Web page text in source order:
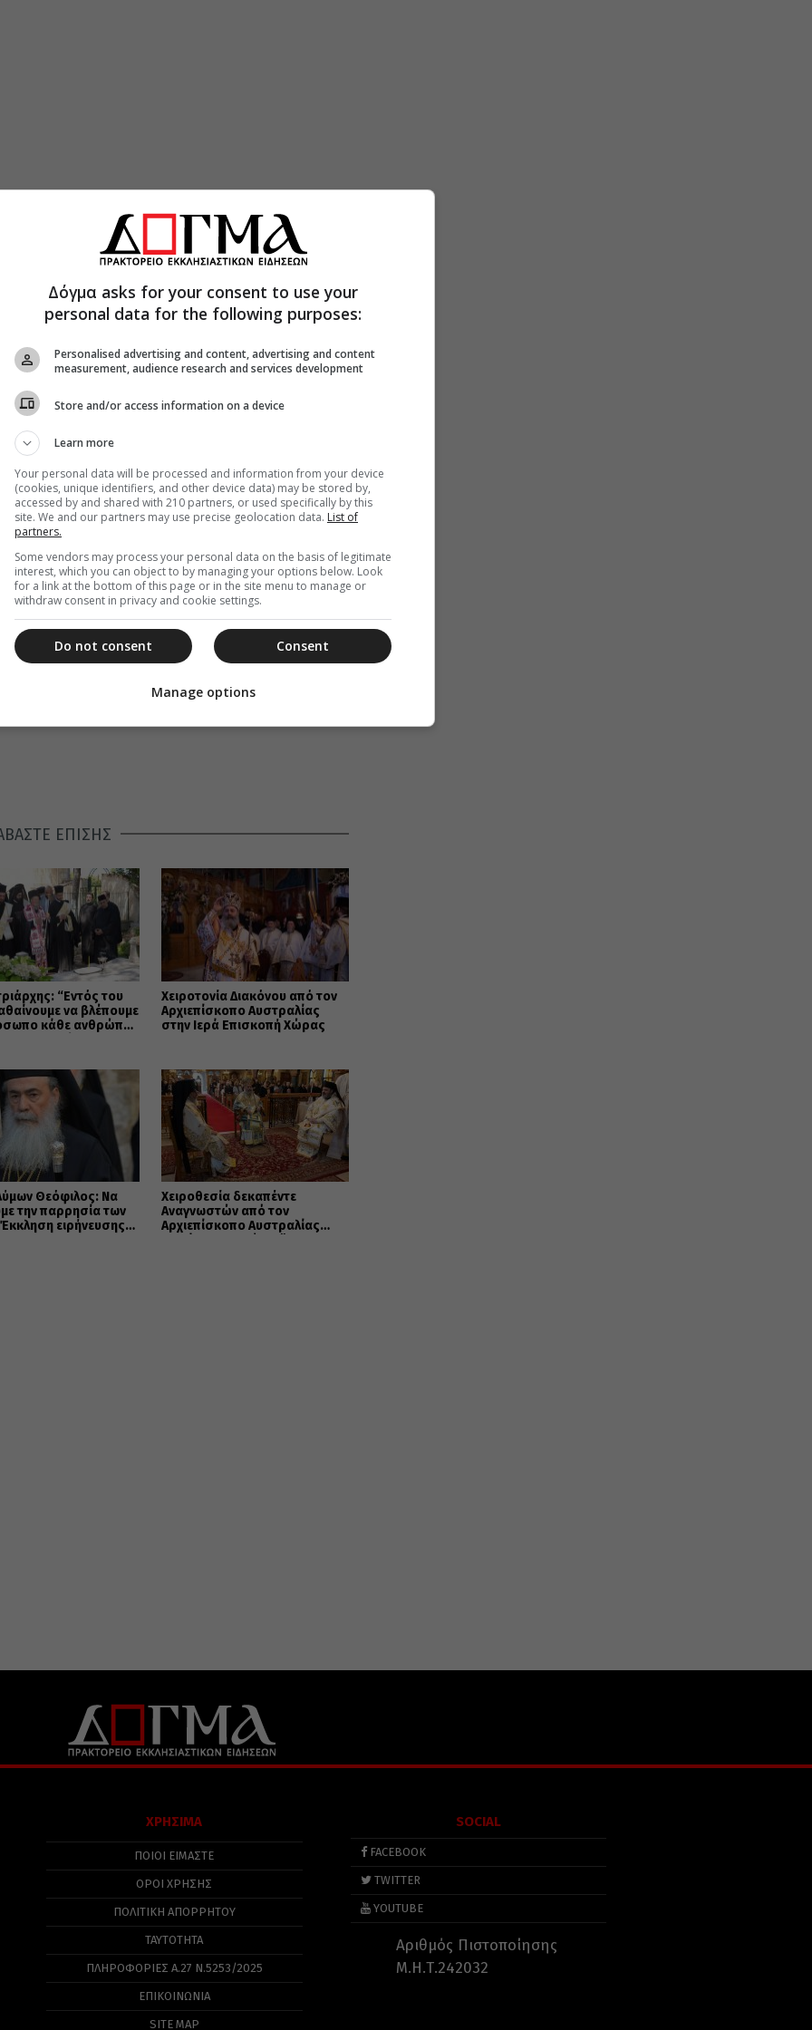
στο γραφείο του, στο κτίριο της Ιεράς
και του φιλοχρίστου λαού. Θα ακολουθήσει
ο οποίος για πολλά χρόνια
με αυτοθυσία και αγάπη.
ΕΠΙΣΗΣ
“Εντός του
να βλέπουμε
κάθε ανθρώπου
Χειροτονία Διακόνου από τον
Αρχιεπίσκοπο Αυστραλίας
στην Ιερά Επισκοπή Χώρας
Θεόφιλος: Να
την παρρησία των
ειρήνευσης
Χειροθεσία δεκαπέντε
Αναγνωστών από τον
Αρχιεπίσκοπο Αυστραλίας
ΧΡΗΣΙΜΑ
ΠΟΙΟΙ ΕΙΜΑΣΤΕ
ΟΡΟΙ ΧΡΗΣΗΣ
ΠΟΛΙΤΙΚΉ ΑΠΟΡΡΉΤΟΥ
ΤΑΥΤΟΤΗΤΑ
ΠΛΗΡΟΦΟΡΊΕΣ Α.27 Ν.5253/2025
ΕΠΙΚΟΙΝΩΝΙΑ
SITE MAP
SOCIAL
FACEBOOK
TWITTER
YOUTUBE
Αριθμός Πιστοποίησης
Μ.Η.Τ.242032
Δόγμα asks for your consent to use your
personal data for the following purposes:
Personalised advertising and content, advertising and content
measurement, audience research and services development
Store and/or access information on a device
Learn more
Your personal data will be processed and information from your device
(cookies, unique identifiers, and other device data) may be stored by,
accessed by and shared with 210 partners, or used specifically by this
site. We and our partners may use precise geolocation data. List of
partners.
Some vendors may process your personal data on the basis of legitimate
interest, which you can object to by managing your options below. Look
for a link at the bottom of this page or in the site menu to manage or
withdraw consent in privacy and cookie settings.
Consent
Do not consent
Manage options